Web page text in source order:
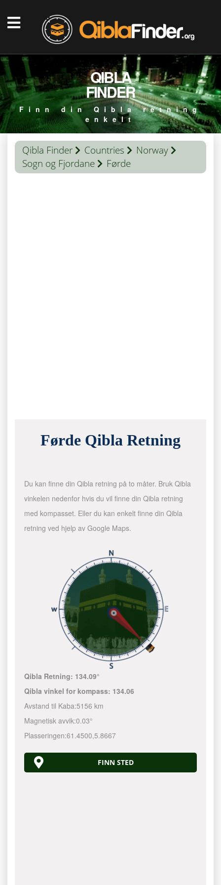
QIBLA
FINDER
Finn din Qibla retning
enkelt
Qibla Finder Countries
Norway
Sogn og Fjordane
Førde
Førde Qibla Retning
Du kan finne din Qibla retning på to måter. Bruk Qibla
vinkelen nedenfor hvis du vil finne din Qibla retning
med kompasset. Eller du kan enkelt finne din Qibla
retning ved hjelp av Google Maps.
Qibla Retning: 134.09°
Qibla vinkel for kompass: 134.06
Avstand til Kaba:5156 km
Magnetisk avvik:0.03°
Plasseringen:61.4500,5.8667
FINN STED